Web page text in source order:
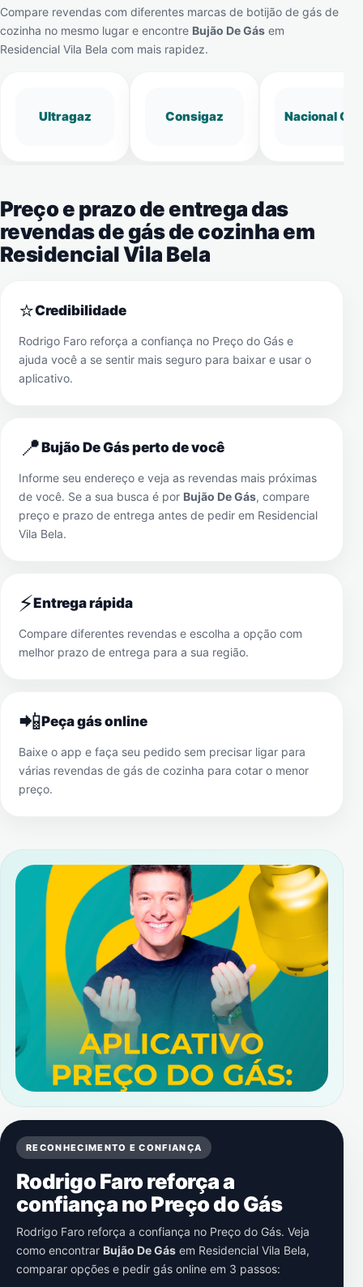
Compare revendas com diferentes marcas de botijão de gás de
cozinha no mesmo lugar e encontre Bujão De Gás em
Residencial Vila Bela com mais rapidez.
Ultragaz Consigaz Nacional Gás
Preço e prazo de entrega das
revendas de gás de cozinha em
Residencial Vila Bela
⭐Credibilidade
Rodrigo Faro reforça a confiança no Preço do Gás e
ajuda você a se sentir mais seguro para baixar e usar o
aplicativo.
📍Bujão De Gás perto de você
Informe seu endereço e veja as revendas mais próximas
de você. Se a sua busca é por Bujão De Gás, compare
preço e prazo de entrega antes de pedir em Residencial
Vila Bela.
⚡Entrega rápida
Compare diferentes revendas e escolha a opção com
melhor prazo de entrega para a sua região.
📲Peça gás online
Baixe o app e faça seu pedido sem precisar ligar para
várias revendas de gás de cozinha para cotar o menor
preço.
RECONHECIMENTO E CONFIANÇA
Rodrigo Faro reforça a
confiança no Preço do Gás
Rodrigo Faro reforça a confiança no Preço do Gás. Veja
como encontrar Bujão De Gás em Residencial Vila Bela,
comparar opções e pedir gás online em 3 passos: